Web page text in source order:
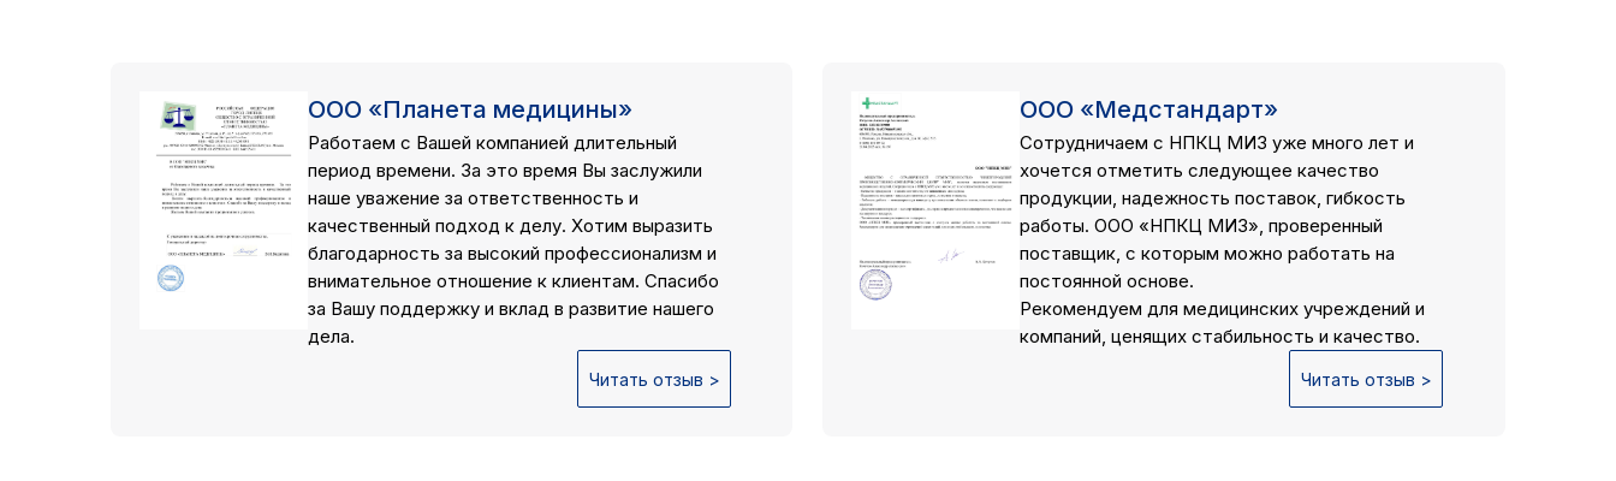
ООО «Медстандарт»
Сотрудничаем с НПКЦ МИЗ уже много лет и
хочется отметить следующее качество
продукции, надежность поставок, гибкость
работы. ООО «НПКЦ МИЗ», проверенный
поставщик, с которым можно работать на
постоянной основе.
Рекомендуем для медицинских учреждений и
компаний, ценящих стабильность и качество.
Читать отзыв >
ООО «Планета медицины»
Работаем с Вашей компанией длительный
период времени. За это время Вы заслужили
наше уважение за ответственность и
качественный подход к делу. Хотим выразить
благодарность за высокий профессионализм и
внимательное отношение к клиентам. Спасибо
за Вашу поддержку и вклад в развитие нашего
дела.
Читать отзыв >